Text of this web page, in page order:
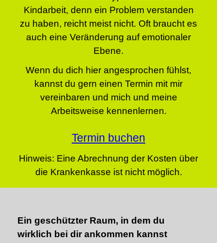
Kindarbeit, denn ein Problem verstanden
zu haben, reicht meist nicht. Oft braucht es
auch eine Veränderung auf emotionaler
Ebene.
Wenn du dich hier angesprochen fühlst,
kannst du gern einen Termin mit mir
vereinbaren und mich und meine
Arbeitsweise kennenlernen.
Termin buchen
Hinweis: Eine Abrechnung der Kosten über
die Krankenkasse ist nicht möglich.
Ein geschützter Raum, in dem du
wirklich bei dir ankommen kannst